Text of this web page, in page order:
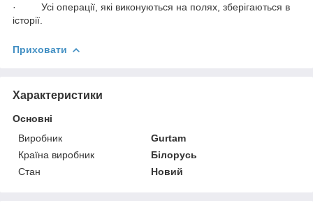
· Усі операції, які виконуються на полях, зберігаються в
історії.
Приховати
Характеристики
Основні
Виробник
Gurtam
Країна виробник
Білорусь
Стан
Новий